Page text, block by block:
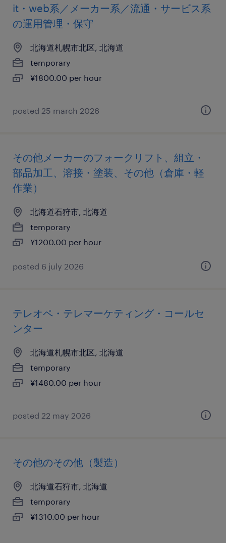
it・web系／メーカー系／流通・サービス系
の運用管理・保守
北海道札幌市北区, 北海道
temporary
¥1800.00 per hour
posted 25 march 2026
その他メーカーのフォークリフト、組立・
部品加工、溶接・塗装、その他（倉庫・軽
作業）
北海道石狩市, 北海道
temporary
¥1200.00 per hour
posted 6 july 2026
テレオペ・テレマーケティング・コールセ
ンター
北海道札幌市北区, 北海道
temporary
¥1480.00 per hour
posted 22 may 2026
その他のその他（製造）
北海道石狩市, 北海道
temporary
¥1310.00 per hour